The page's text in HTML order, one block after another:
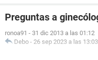
Preguntas a
ronoa91 - 31 dic 2013 a las 01:12
Debo - 26 sep 2023 a las 13:03